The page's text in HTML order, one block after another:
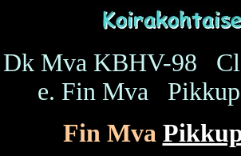
Mva KBHV-98
e. Fin Mva
Fin Mva